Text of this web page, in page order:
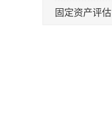
固定资产评估